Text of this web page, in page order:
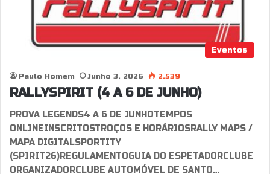
Eventos
Paulo Homem Junho 3, 2026 2.539
RALLYSPIRIT (4 A 6 DE JUNHO)
PROVA LEGENDS4 A 6 DE JUNHOTEMPOS
ONLINEINSCRITOSTROÇOS E HORÁRIOSRALLY MAPS /
MAPA DIGITALSPORTITY
(SPIRIT26)REGULAMENTOGUIA DO ESPETADORCLUBE
ORGANIZADORCLUBE AUTOMÓVEL DE SANTO…